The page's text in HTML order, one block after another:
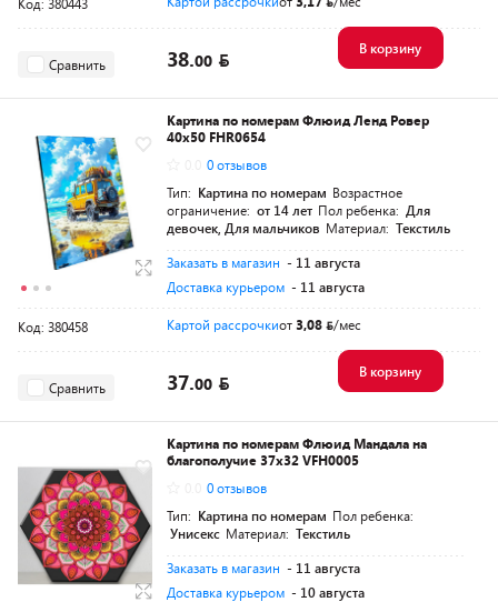
Сравнить 38.00
В корзину
Картина по номерам Флюид Ленд Ровер
40х50 FHR0654
0 отзывов
Тип: Картина по номерам Возрастное
ограничение: от 14 лет Пол ребенка: Для
девочек, Для мальчиков Материал: Текстиль
Заказать в магазин - 11 августа
Доставка курьером - 11 августа
Код: 380458 Картой рассрочкиот3,08 /мес
Сравнить 37.00
В корзину
Картина по номерам Флюид Мандала на
благополучие 37x32 VFH0005
0 отзывов
Тип: Картина по номерам Пол ребенка:
Унисекс Материал: Текстиль
Заказать в магазин - 11 августа
Доставка курьером - 10 августа